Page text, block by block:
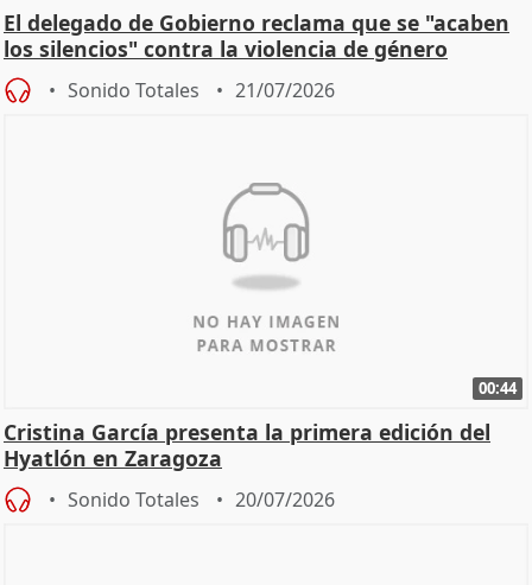
El delegado de Gobierno reclama que se "acaben
los silencios" contra la violencia de género
Sonido Totales 21/07/2026
00:44
Cristina García presenta la primera edición del
Hyatlón en Zaragoza
Sonido Totales 20/07/2026